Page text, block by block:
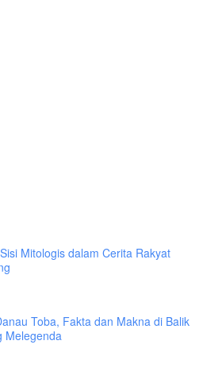
Mitologis dalam Cerita Rakyat
Toba, Fakta dan Makna di Balik
Melegenda